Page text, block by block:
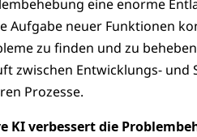
eine enorme
Aufgabe neuer Funktionen
zu finden und zu
zwischen Entwicklungs-
Prozesse.
KI verbessert die